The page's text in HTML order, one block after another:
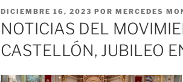
DICIEMBRE 16, 2023 POR MERCEDES
NOTICIAS DEL
CASTELLÓN, JUBILEO